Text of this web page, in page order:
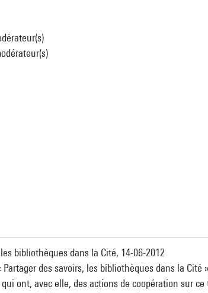
bibliothèques dans la Cité, 14-06-2012
Partager des savoirs, les bibliothèques dans la
ont, avec elle, des actions de coopération sur